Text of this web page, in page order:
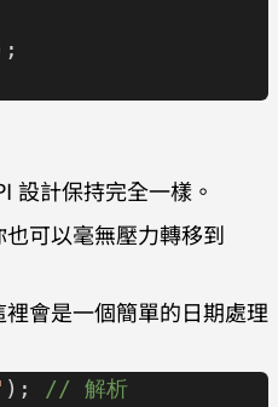
設計保持完全一樣。
可以毫無壓力轉移到
會是一個簡單的日期處理
); // 解析